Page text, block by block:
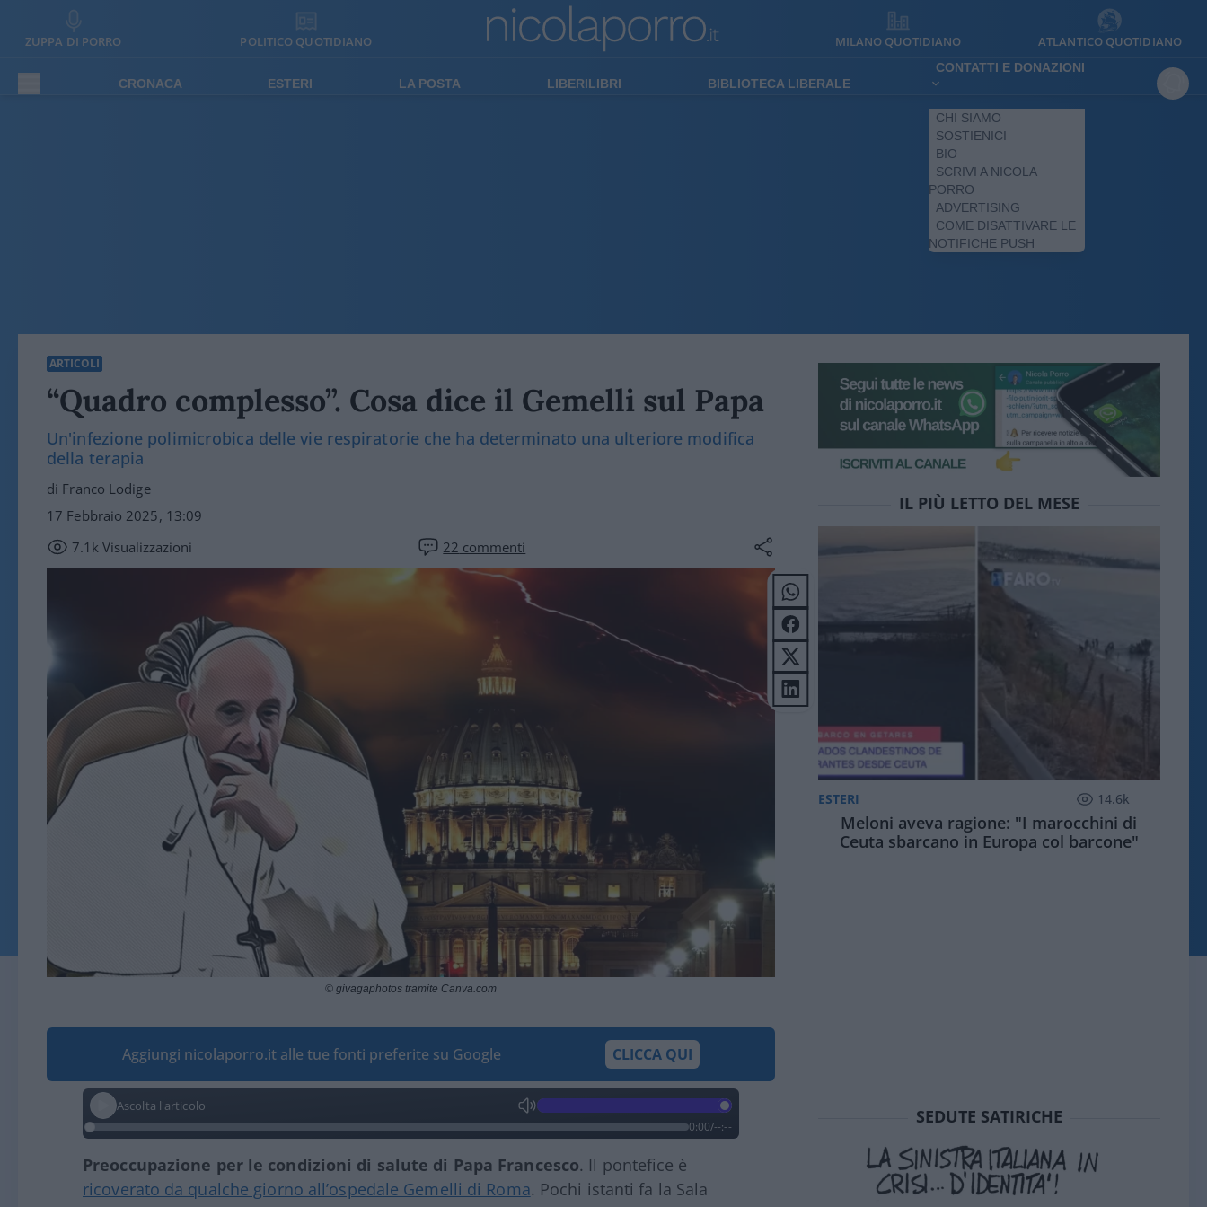
ZUPPA DI PORRO POLITICO QUOTIDIANO MILANO QUOTIDIANO ATLANTICO QUOTIDIANO
CRONACA ESTERI LA POSTA LIBERILIBRI BIBLIOTECA LIBERALE
CONTATTI E DONAZIONI
CHI SIAMO
SOSTIENICI
BIO
SCRIVI A NICOLA
PORRO
ADVERTISING
COME DISATTIVARE LE
NOTIFICHE PUSH
ARTICOLI
“Quadro complesso”. Cosa dice il Gemelli sul Papa
Un'infezione polimicrobica delle vie respiratorie che ha determinato una ulteriore modifica
della terapia
di Franco Lodige
17 Febbraio 2025, 13:09
7.1k Visualizzazioni 22 commenti
© givagaphotos tramite Canva.com
Aggiungi nicolaporro.it alle tue fonti preferite su Google CLICCA QUI
Ascolta l'articolo
0:00/--:--
Preoccupazione per le condizioni di salute di Papa Francesco. Il pontefice è
ricoverato da qualche giorno all’ospedale Gemelli di Roma. Pochi istanti fa la Sala
IL PIÙ LETTO DEL MESE
ESTERI 14.6k
Meloni aveva ragione: "I marocchini di
Ceuta sbarcano in Europa col barcone"
SEDUTE SATIRICHE